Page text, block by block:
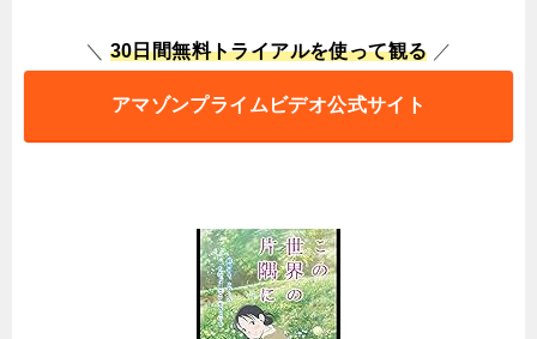
＼ 30日間無料トライアルを使って観る ／
アマゾンプライムビデオ公式サイト